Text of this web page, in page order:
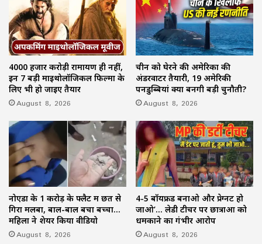
4000 हजार करोड़ी रामायण ही नहीं,
इन 7 बड़ी माइथोलॉजिकल फिल्मों के
लिए भी हो जाइए तैयार
August 8, 2026
चीन को घेरने की अमेरिका की
अंडरवाटर तैयारी, 19 अमेरिकी
पनडुब्बियां क्यों बनेंगी बड़ी चुनौती?
August 8, 2026
नोएडा के 1 करोड़ के फ्लैट में छत से
गिरा मलबा, बाल-बाल बचा बच्चा…
महिला ने शेयर किया वीडियो
August 8, 2026
4-5 बॉयफ्रेंड बनाओ और प्रेग्नेंट हो
जाओ’… लेडी टीचर पर छात्राओं को
धमकाने का गंभीर आरोप
August 8, 2026